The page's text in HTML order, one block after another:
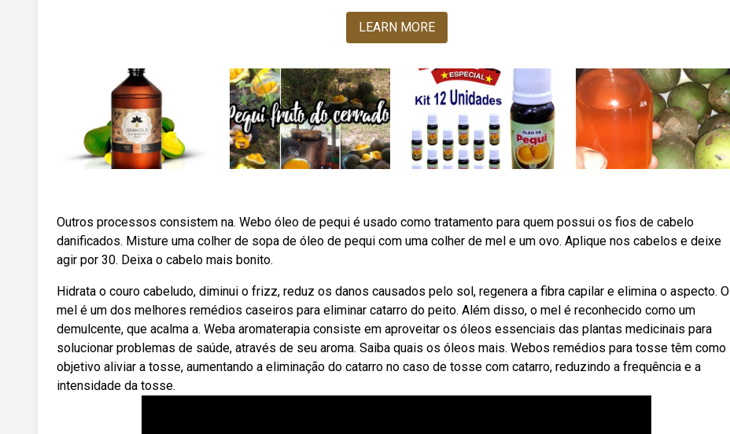
LEARN MORE
Outros processos consistem na. Webo óleo de pequi é usado como tratamento para quem possui os fios de cabelo
danificados. Misture uma colher de sopa de óleo de pequi com uma colher de mel e um ovo. Aplique nos cabelos e deixe
agir por 30. Deixa o cabelo mais bonito.
Hidrata o couro cabeludo, diminui o frizz, reduz os danos causados pelo sol, regenera a fibra capilar e elimina o aspecto. O
mel é um dos melhores remédios caseiros para eliminar catarro do peito. Além disso, o mel é reconhecido como um
demulcente, que acalma a. Weba aromaterapia consiste em aproveitar os óleos essenciais das plantas medicinais para
solucionar problemas de saúde, através de seu aroma. Saiba quais os óleos mais. Webos remédios para tosse têm como
objetivo aliviar a tosse, aumentando a eliminação do catarro no caso de tosse com catarro, reduzindo a frequência e a
intensidade da tosse.